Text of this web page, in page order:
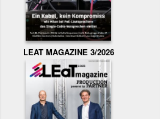
LEAT MAGAZINE 3/2026